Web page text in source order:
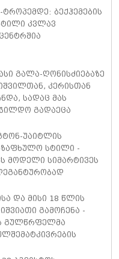
ტროპემდე: ბექჰემების
კვლავ
გალა-ღონისძიებაზე
კერისთან
სადაც მას
გადაეცა
უაიტლის
სტილი -
მოდელი სიმარტივეს
და მისი 18 წლის
გამოჩენა -
გულწრფელმა